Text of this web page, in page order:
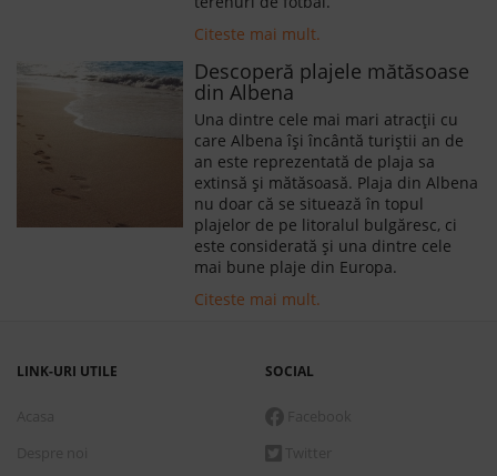
Citeste mai mult.
Descoperă plajele mătăsoase
din Albena
Una dintre cele mai mari atracții cu
care Albena își încântă turiștii an de
an este reprezentată de plaja sa
extinsă și mătăsoasă. Plaja din Albena
nu doar că se situează în topul
plajelor de pe litoralul bulgăresc, ci
este considerată și una dintre cele
mai bune plaje din Europa.
Citeste mai mult.
LINK-URI UTILE SOCIAL